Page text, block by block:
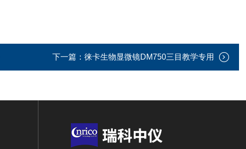
下一篇： 徕卡生物显微镜DM750三目教学专用